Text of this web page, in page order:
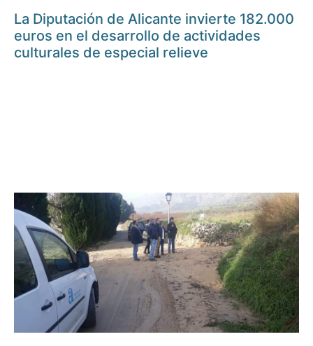
La Diputación de Alicante invierte 182.000
euros en el desarrollo de actividades
culturales de especial relieve